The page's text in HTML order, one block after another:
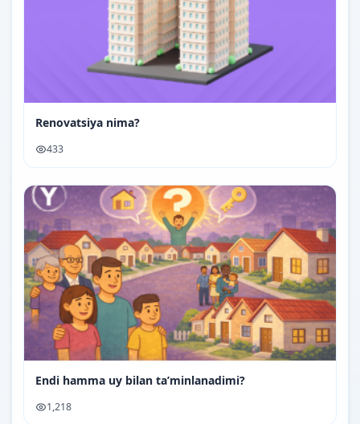
Renovatsiya nima?
433
Endi hamma uy bilan ta’minlanadimi?
1,218